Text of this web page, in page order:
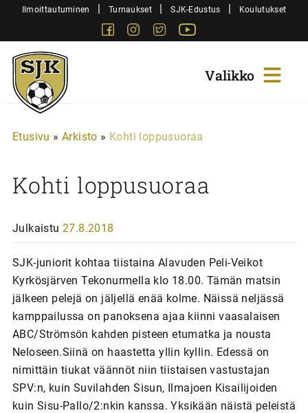
SiirryIlmoittautuminen | Turnaukset | SJK-Edustus | Koulutukset
FacebookInstagram
Twitter
Sjk-
Juniorit
Etusivu » Arkisto » Kohti loppusuoraa
Kohti loppusuoraa
Julkaistu 27.8.2018
SJK-juniorit kohtaa tiistaina Alavuden Peli-Veikot
Kyrkösjärven Tekonurmella klo 18.00. Tämän matsin
jälkeen pelejä on jäljellä enää kolme. Näissä neljässä
kamppailussa on panoksena ajaa kiinni vaasalaisen
ABC/Strömsön kahden pisteen etumatka ja nousta
Neloseen.Siinä on haastetta yllin kyllin. Edessä on
nimittäin tiukat väännöt niin tiistaisen vastustajan
SPV:n, kuin Suvilahden Sisun, Ilmajoen Kisailijoiden
kuin Sisu-Pallo/2:nkin kanssa. Yksikään näistä peleistä